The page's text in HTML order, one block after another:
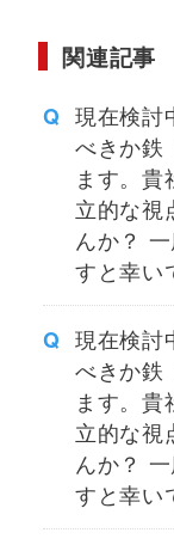
関連記事
現在検討
べきか鉄
ます。貴
立的な視
んか？
すと幸い
現在検討
べきか鉄
ます。貴
立的な視
んか？
すと幸い